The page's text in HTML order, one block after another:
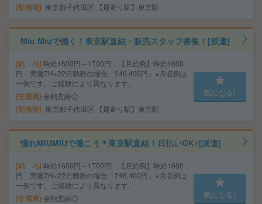
勤務地 東京都千代田区 【最寄り駅】東京駅
Miu Miuで働く！東京駅直結・販売スタッフ募集！[派遣]
給 与 時給1600円～1700円 【月給例】時給1600
円 実働7H×22日勤務の場合「246,400円」※月収例は
一例です。ご経験により異なります。
交通費 全額支給◎
勤務地 東京都千代田区 【最寄り駅】東京駅
気になる!
憧れMIUMIUで働こう＊東京駅直結！日払いOK○[派遣]
給 与 時給1600円～1700円 【月給例】時給1600
円 実働7H×22日勤務の場合「246,400円」※月収例は
一例です。ご経験により異なります。
交通費 全額支給◎ 気になる!